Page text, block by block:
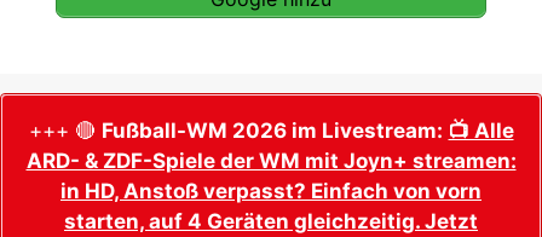
+++ 🔴 Fußball-WM 2026 im Livestream: 📺 Alle
ARD- & ZDF-Spiele der WM mit Joyn+ streamen:
in HD, Anstoß verpasst? Einfach von vorn
starten, auf 4 Geräten gleichzeitig. Jetzt